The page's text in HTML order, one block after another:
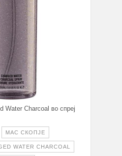
Water Charcoal во спреј
MAC СКОПЈЕ
WATER CHARCOAL